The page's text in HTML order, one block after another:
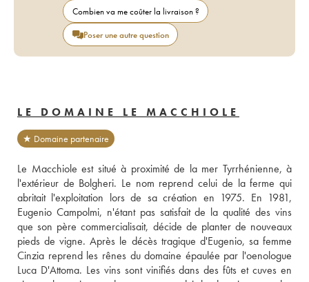
Combien va me coûter la livraison ?
Poser une autre question
LE DOMAINE LE MACCHIOLE
★ Domaine partenaire
Le Macchiole est situé à proximité de la mer Tyrrhénienne, à
l'extérieur de Bolgheri. Le nom reprend celui de la ferme qui
abritait l'exploitation lors de sa création en 1975. En 1981,
Eugenio Campolmi, n'étant pas satisfait de la qualité des vins
que son père commercialisait, décide de planter de nouveaux
pieds de vigne. Après le décès tragique d'Eugenio, sa femme
Cinzia reprend les rênes du domaine épaulée par l'oenologue
Luca D'Attoma. Les vins sont vinifiés dans des fûts et cuves en